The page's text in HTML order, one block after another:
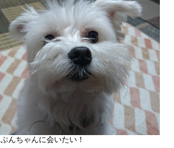
ぶんちゃんに会いたい！